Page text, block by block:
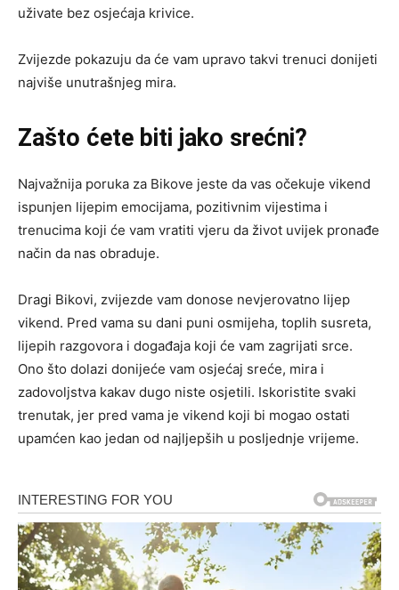
uživate bez osjećaja krivice.
Zvijezde pokazuju da će vam upravo takvi trenuci donijeti
najviše unutrašnjeg mira.
Zašto ćete biti jako srećni?
Najvažnija poruka za Bikove jeste da vas očekuje vikend
ispunjen lijepim emocijama, pozitivnim vijestima i
trenucima koji će vam vratiti vjeru da život uvijek pronađe
način da nas obraduje.
Dragi Bikovi, zvijezde vam donose nevjerovatno lijep
vikend. Pred vama su dani puni osmijeha, toplih susreta,
lijepih razgovora i događaja koji će vam zagrijati srce.
Ono što dolazi donijeće vam osjećaj sreće, mira i
zadovoljstva kakav dugo niste osjetili. Iskoristite svaki
trenutak, jer pred vama je vikend koji bi mogao ostati
upamćen kao jedan od najljepših u posljednje vrijeme.